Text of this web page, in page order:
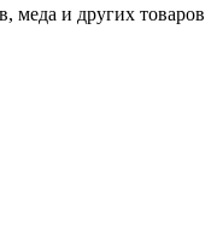
меда и других товаров